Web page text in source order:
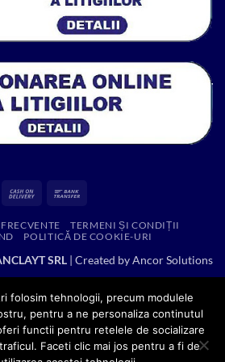
Cash
DeliveryTERMENI ȘI CONDIȚII
POLITICĂ DE COOKIE-URI
SRL| Created byAncor Solutions
folosim tehnologii, precum modulele
pentru a ne personaliza continutul
functii pentru retelele de socializare
Faceti clic mai jos pentru a fi de